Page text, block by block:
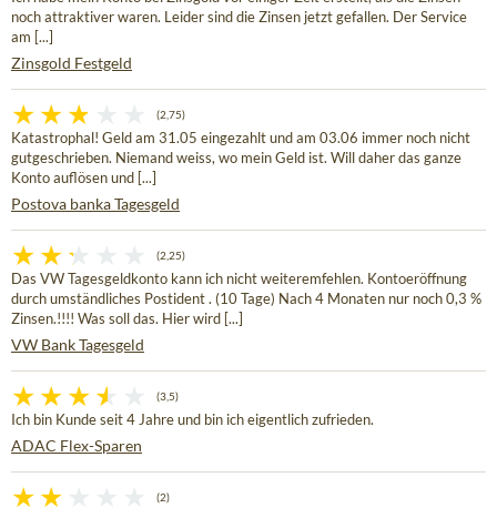
noch attraktiver waren. Leider sind die Zinsen jetzt gefallen. Der Service
am [...]
Zinsgold Festgeld
(2,75)
Katastrophal! Geld am 31.05 eingezahlt und am 03.06 immer noch nicht
gutgeschrieben. Niemand weiss, wo mein Geld ist. Will daher das ganze
Konto auflösen und [...]
Postova banka Tagesgeld
(2,25)
Das VW Tagesgeldkonto kann ich nicht weiteremfehlen. Kontoeröffnung
durch umständliches Postident . (10 Tage) Nach 4 Monaten nur noch 0,3 %
Zinsen.!!!! Was soll das. Hier wird [...]
VW Bank Tagesgeld
(3,5)
Ich bin Kunde seit 4 Jahre und bin ich eigentlich zufrieden.
ADAC Flex-Sparen
(2)